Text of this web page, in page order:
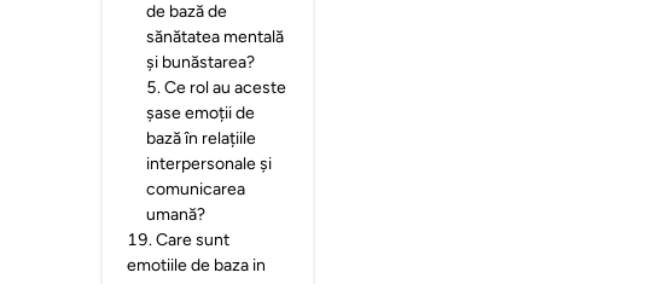
de bază de
sănătatea mentală
și bunăstarea?
5.Ce rol au aceste
șase emoții de
bază în relațiile
interpersonale și
comunicarea
umană?
19.Care sunt
emotiile de baza in